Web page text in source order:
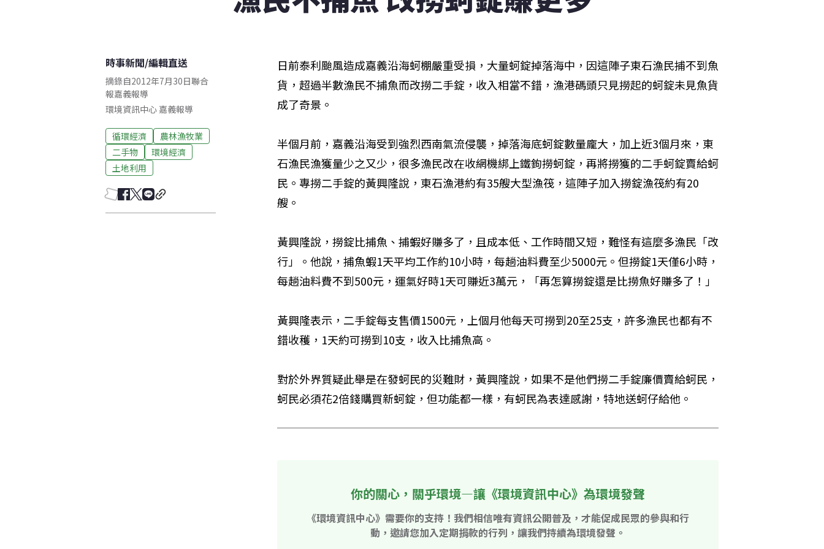
時事新聞/編輯直送
摘錄自2012年7月30日聯合
報嘉義報導
環境資訊中心 嘉義報導
循環經濟
農林漁牧業
二手物
環境經濟
土地利用
日前泰利颱風造成嘉義沿海蚵棚嚴重受損，大量蚵錠掉落海中，因這陣子東石漁民捕不到魚
貨，超過半數漁民不捕魚而改撈二手錠，收入相當不錯，漁港碼頭只見撈起的蚵錠未見魚貨
成了奇景。
半個月前，嘉義沿海受到強烈西南氣流侵襲，掉落海底蚵錠數量龐大，加上近3個月來，東
石漁民漁獲量少之又少，很多漁民改在收網機綁上鐵鉤撈蚵錠，再將撈獲的二手蚵錠賣給蚵
民。專撈二手錠的黃興隆說，東石漁港約有35艘大型漁筏，這陣子加入撈錠漁筏約有20
艘。
黃興隆說，撈錠比捕魚、捕蝦好賺多了，且成本低、工作時間又短，難怪有這麼多漁民「改
行」。他說，捕魚蝦1天平均工作約10小時，每趟油料費至少5000元。但撈錠1天僅6小時，
每趟油料費不到500元，運氣好時1天可賺近3萬元，「再怎算撈錠還是比撈魚好賺多了！」
黃興隆表示，二手錠每支售價1500元，上個月他每天可撈到20至25支，許多漁民也都有不
錯收穫，1天約可撈到10支，收入比捕魚高。
對於外界質疑此舉是在發蚵民的災難財，黃興隆說，如果不是他們撈二手錠廉價賣給蚵民，
蚵民必須花2倍錢購買新蚵錠，但功能都一樣，有蚵民為表達感謝，特地送蚵仔給他。
你的關心，關乎環境—讓《環境資訊中心》為環境發聲
《環境資訊中心》需要你的支持！我們相信唯有資訊公開普及，才能促成民眾的參與和行
動，邀請您加入定期捐款的行列，讓我們持續為環境發聲。